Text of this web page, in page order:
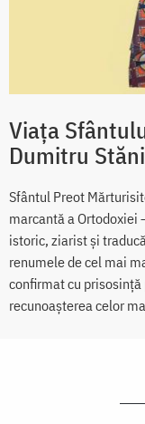
Viața
Dumitru
Sfântul Preot
marcantă a Ortodoxiei
istoric, ziarist şi
renumele de cel mai
confirmat cu prisosință
recunoașterea celor